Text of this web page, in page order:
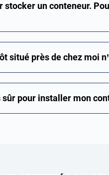
stocker un conteneur.
situé près de chez moi
sûr pour installer mon